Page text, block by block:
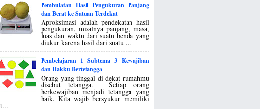
Pembulatan Hasil Pengukuran Panjang
dan Berat ke Satuan Terdekat
Aproksimasi adalah pendekatan hasil
pengukuran, misalnya panjang, masa,
luas dan waktu dari suatu benda yang
diukur karena hasil dari suatu ...
Pembelajaran 1 Subtema 3 Kewajiban
dan Hakku Bertetangga
Orang yang tinggal di dekat rumahmu
disebut tetangga. Setiap orang
berkewajiban menjadi tetangga yang
baik. Kita wajib bersyukur memiliki
t...